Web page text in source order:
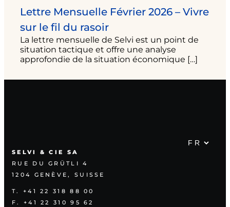
Lettre Mensuelle Février 2026 – Vivre
sur le fil du rasoir
La lettre mensuelle de Selvi est un point de
situation tactique et offre une analyse
approfondie de la situation économique […]
SELVI & CIE SA
RUE DU GRÜTLI 4
1204 GENÈVE, SUISSE
T. +41 22 318 88 00
F. +41 22 310 95 62